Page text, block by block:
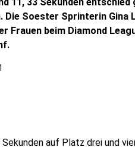
Die Soester Sprinterin Gina
Frauen beim Diamond
auf Platz drei und